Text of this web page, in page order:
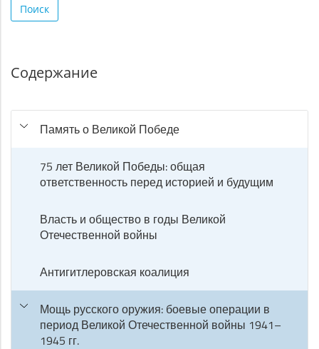
строку
для
Поиск
Содержание
Память о Великой Победе
75 лет Великой Победы: общая
ответственность перед историей и будущим
Власть и общество в годы Великой
Отечественной войны
Антигитлеровская коалиция
Мощь русского оружия: боевые операции в
период Великой Отечественной войны 1941–
1945 гг.